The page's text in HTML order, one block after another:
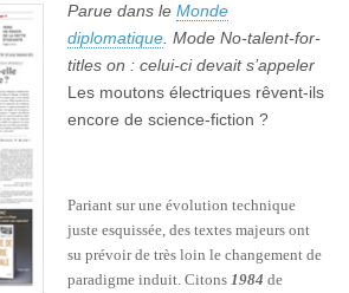
Parue dans le Monde
diplomatique . Mode No-talent-for-
titles on : celui-ci devait s’appeler
Les moutons électriques rêvent-ils
encore de science-fiction ?
Pariant sur une évolution technique
juste esquissée, des textes majeurs ont
su prévoir de très loin le changement de
paradigme induit. Citons 1984 de